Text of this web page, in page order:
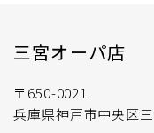
三宮オーパ店
〒650-0021
兵庫県神戸市中央区